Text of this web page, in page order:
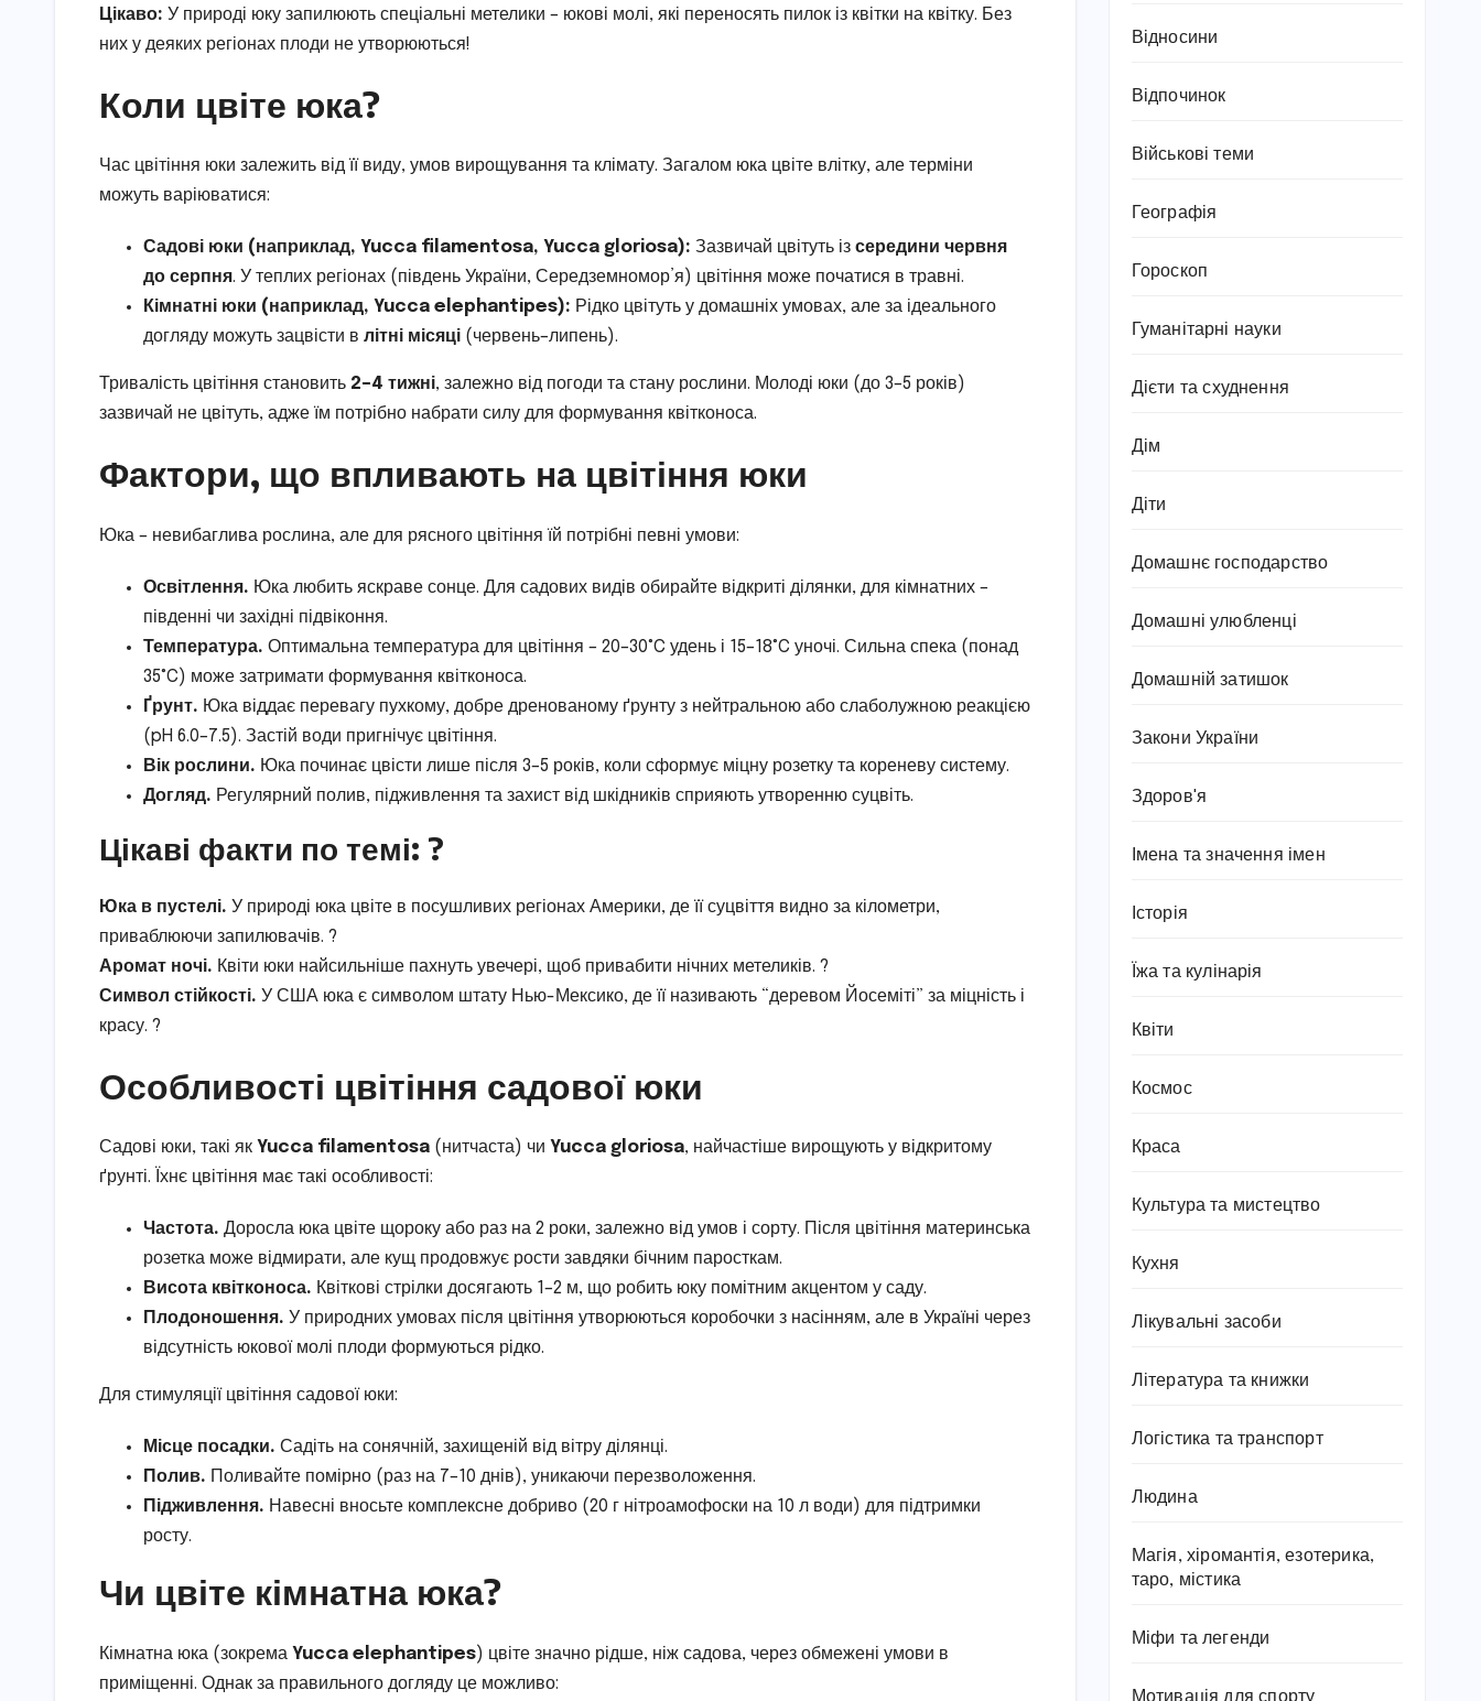
Цікаво: У природі юку запилюють спеціальні метелики – юкові молі, які переносять пилок із квітки на квітку. Без
них у деяких регіонах плоди не утворюються!
Коли цвіте юка?
Час цвітіння юки залежить від її виду, умов вирощування та клімату. Загалом юка цвіте влітку, але терміни
можуть варіюватися:
Садові юки (наприклад, Yucca filamentosa, Yucca gloriosa): Зазвичай цвітуть із середини червня
до серпня. У теплих регіонах (південь України, Середземномор’я) цвітіння може початися в травні.
Кімнатні юки (наприклад, Yucca elephantipes): Рідко цвітуть у домашніх умовах, але за ідеального
догляду можуть зацвісти в літні місяці (червень–липень).
Тривалість цвітіння становить 2–4 тижні, залежно від погоди та стану рослини. Молоді юки (до 3–5 років)
зазвичай не цвітуть, адже їм потрібно набрати силу для формування квітконоса.
Фактори, що впливають на цвітіння юки
Юка – невибаглива рослина, але для рясного цвітіння їй потрібні певні умови:
Освітлення. Юка любить яскраве сонце. Для садових видів обирайте відкриті ділянки, для кімнатних –
південні чи західні підвіконня.
Температура. Оптимальна температура для цвітіння – 20–30°C удень і 15–18°C уночі. Сильна спека (понад
35°C) може затримати формування квітконоса.
Ґрунт. Юка віддає перевагу пухкому, добре дренованому ґрунту з нейтральною або слаболужною реакцією
(pH 6.0–7.5). Застій води пригнічує цвітіння.
Вік рослини. Юка починає цвісти лише після 3–5 років, коли сформує міцну розетку та кореневу систему.
Догляд. Регулярний полив, підживлення та захист від шкідників сприяють утворенню суцвіть.
Цікаві факти по темі: ?
Юка в пустелі. У природі юка цвіте в посушливих регіонах Америки, де її суцвіття видно за кілометри,
приваблюючи запилювачів. ?️
Аромат ночі. Квіти юки найсильніше пахнуть увечері, щоб привабити нічних метеликів. ?
Символ стійкості. У США юка є символом штату Нью-Мексико, де її називають “деревом Йосеміті” за міцність і
красу. ?
Особливості цвітіння садової юки
Садові юки, такі як Yucca filamentosa (нитчаста) чи Yucca gloriosa, найчастіше вирощують у відкритому
ґрунті. Їхнє цвітіння має такі особливості:
Частота. Доросла юка цвіте щороку або раз на 2 роки, залежно від умов і сорту. Після цвітіння материнська
розетка може відмирати, але кущ продовжує рости завдяки бічним паросткам.
Висота квітконоса. Квіткові стрілки досягають 1–2 м, що робить юку помітним акцентом у саду.
Плодоношення. У природних умовах після цвітіння утворюються коробочки з насінням, але в Україні через
відсутність юкової молі плоди формуються рідко.
Для стимуляції цвітіння садової юки:
Місце посадки. Садіть на сонячній, захищеній від вітру ділянці.
Полив. Поливайте помірно (раз на 7–10 днів), уникаючи перезволоження.
Підживлення. Навесні вносьте комплексне добриво (20 г нітроамофоски на 10 л води) для підтримки
росту.
Чи цвіте кімнатна юка?
Кімнатна юка (зокрема Yucca elephantipes) цвіте значно рідше, ніж садова, через обмежені умови в
приміщенні. Однак за правильного догляду це можливо:
Відносини
Відпочинок
Військові теми
Географія
Гороскоп
Гуманітарні науки
Дієти та схуднення
Дім
Діти
Домашнє господарство
Домашні улюбленці
Домашній затишок
Закони України
Здоров'я
Імена та значення імен
Історія
Їжа та кулінарія
Квіти
Космос
Краса
Культура та мистецтво
Кухня
Лікувальні засоби
Література та книжки
Логістика та транспорт
Людина
Магія, хіромантія, езотерика,
таро, містика
Міфи та легенди
Мотивація для спорту